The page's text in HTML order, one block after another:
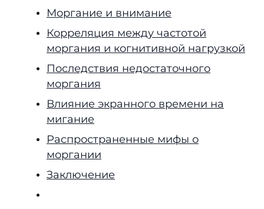
Моргание и внимание
Корреляция между частотой
моргания и когнитивной нагрузкой
Последствия недостаточного
моргания
Влияние экранного времени на
мигание
Распространенные мифы о
моргании
Заключение